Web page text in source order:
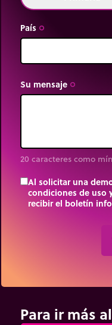
País trip_origin
Su mensaje trip_origin
20 caracteres como
Al solicitar una
condiciones de uso
recibir el boletín
Para ir más